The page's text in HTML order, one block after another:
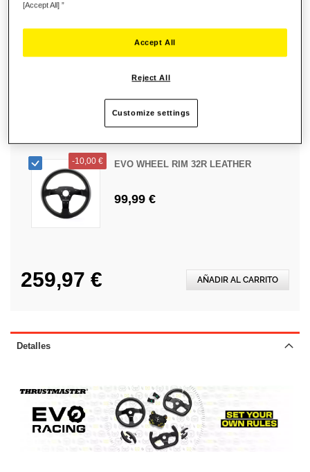
-10,00 € EVO WHEEL RIM 32R LEATHER
99,99 €
259,97 € AÑADIR AL CARRITO
Detalles
[Accept All] ”
Reject All
Accept All
Customize settings